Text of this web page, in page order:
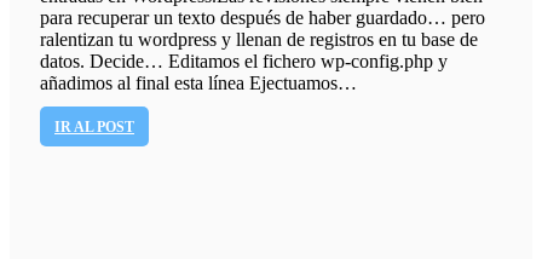
para recuperar un texto después de haber guardado… pero
ralentizan tu wordpress y llenan de registros en tu base de
datos. Decide… Editamos el fichero wp-config.php y
añadimos al final esta línea Ejectuamos…
IR AL POST